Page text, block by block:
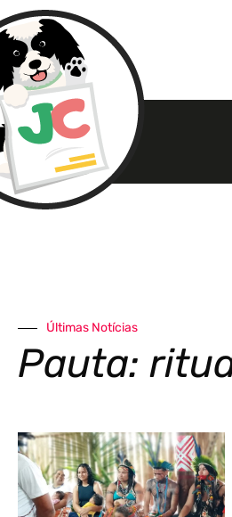
Últimas Notícias
Pauta: